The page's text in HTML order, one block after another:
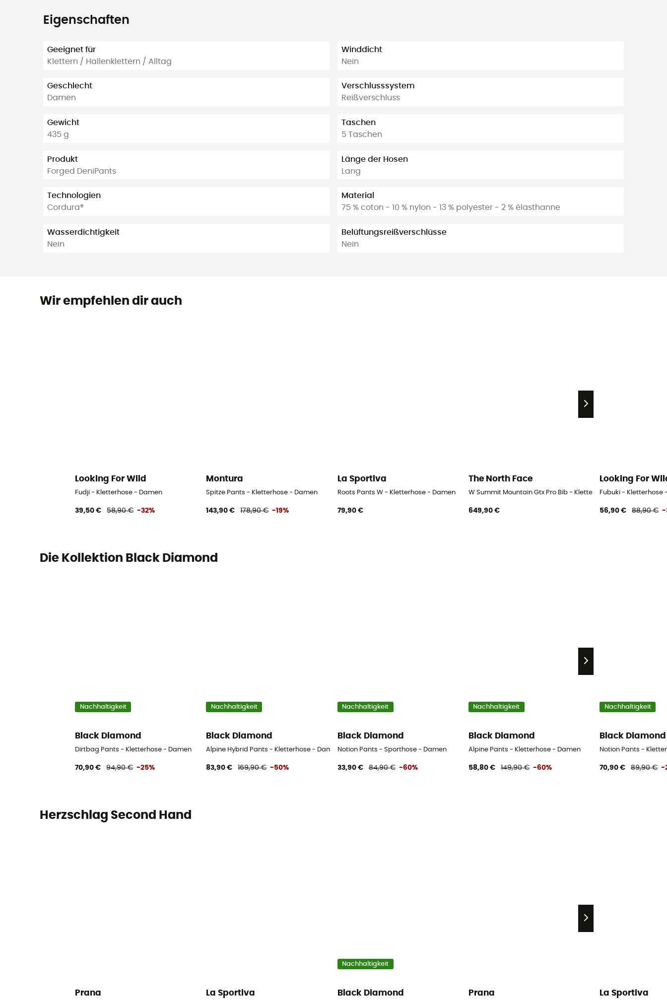
Eigenschaften
Geeignet für
Klettern / Hallenklettern / Alltag
Geschlecht
Damen
Gewicht
435 g
Produkt
Forged DeniPants
Technologien
Cordura®
Wasserdichtigkeit
Nein
Winddicht
Nein
Verschlusssystem
Reißverschluss
Taschen
5 Taschen
Länge der Hosen
Lang
Material
75 % coton - 10 % nylon - 13 % polyester - 2 % élasthanne
Belüftungsreißverschlüsse
Nein
Wir empfehlen dir auch
Looking For Wild
Fudji - Kletterhose - Damen
39,50 € 58,90 € -32%
Montura
Spitze Pants - Kletterhose - Damen
143,90 € 178,90 € -19%
La Sportiva
Roots Pants W - Kletterhose - Damen
79,90 €
The North Face
W Summit Mountain Gtx Pro Bib - Kletterhose - Damen
649,90 €
Looking For
Fubuki - Kletterhose
56,90 € 88,90 € -
Die Kollektion Black Diamond
Nachhaltigkeit
Black Diamond
Dirtbag Pants - Kletterhose - Damen
70,90 € 94,90 € -25%
Nachhaltigkeit
Black Diamond
Alpine Hybrid Pants - Kletterhose - Damen
83,90 € 169,90 € -50%
Nachhaltigkeit
Black Diamond
Notion Pants - Sporthose - Damen
33,90 € 84,90 € -60%
Nachhaltigkeit
Black Diamond
Alpine Pants - Kletterhose - Damen
58,80 € 149,90 € -60%
Nachhaltigkeit
Black Diamond
Notion Pants -
70,90 € 89,90 € -
Herzschlag Second Hand
Prana La Sportiva
Nachhaltigkeit
Black Diamond Prana La Sportiva